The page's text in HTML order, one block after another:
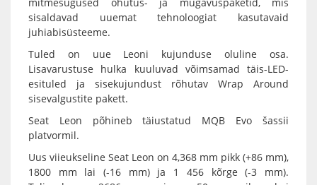
sisaldavad uuemat tehnoloogiat kasutavaid
juhiabisüsteeme.
Tuled on uue Leoni kujunduse oluline osa.
Lisavarustuse hulka kuuluvad võimsamad täis-LED-
esituled ja sisekujundust rõhutav Wrap Around
sisevalgustite pakett.
Seat Leon põhineb täiustatud MQB Evo šassii
platvormil.
Uus viieukseline Seat Leon on 4,368 mm pikk (+86 mm),
1800 mm lai (-16 mm) ja 1 456 kõrge (-3 mm).